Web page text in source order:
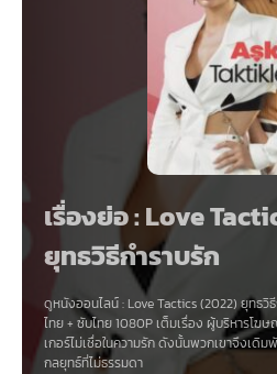
เรื่องย่อ : Love
ยุทธวิธีกำราบรัก
ดูหนังออนไลน์ : Love Tactics (2022) ยุทธวิ
ไทย + ซับไทย 1080P เต็มเรื่อง ผู้บริหารโ
เกอร์ไม่เชื่อในความรัก ดังนั้นพวกเขาจึงเดิ
กลยุทธ์ที่ไม่ธรรมดา